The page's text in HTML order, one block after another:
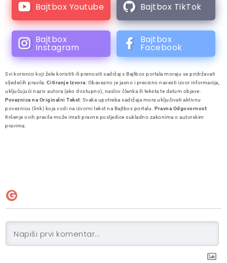
Bajtbox Youtube Bajtbox TikTok
Bajtbox
Instagram
Bajtbox
Facebook
Svi korisnici koji žele koristiti ili prenositi sadržaj s Bajtbox portala moraju se pridržavati
sljedećih pravila: Citiranje Izvora: Obavezno je jasno i precizno navesti izvor informacija,
uključujući naziv autora (ako dostupno), naslov članka ili teksta te datum objave.
Poveznica na Originalni Tekst: Svaka upotreba sadržaja mora uključivati aktivnu
poveznicu (link) koja vodi na izvorni tekst na Bajtbox portalu. Pravna Odgovornost:
Kršenje ovih pravila može imati pravne posljedice sukladno zakonima o autorskim
pravima.